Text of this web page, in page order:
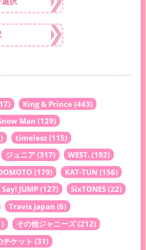
King & Prince (443)
Man (129)
timelesz (115)
ジュニア (317) WEST. (192)
(179) KAT-TUN (156)
JUMP (127) SixTONES (22)
Travis Japan (6)
その他ジャニーズ(212)
ケット (31)